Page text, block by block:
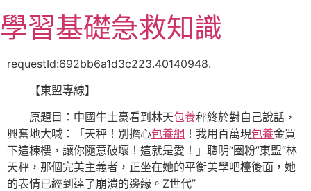
至
主
學習基礎急救知識
requestId:692bb6a1d3c223.40140948.
【東盟專線】
原題目：中國牛土豪看到林天包養秤終於對自己說話，
興奮地大喊：「天秤！別擔心包養網 ！我用百萬現包養金買
下這棟樓，讓你隨意破壞！這就是愛！」聰明“圈粉”東盟“林
天秤，那個完美主義者，正坐在她的平衡美學吧檯後面，她
的表情已經到達了崩潰的邊緣。Z世代”